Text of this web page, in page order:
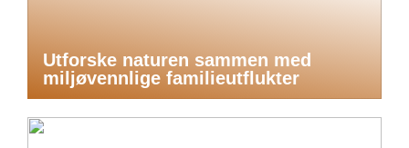
Utforske naturen sammen med
miljøvennlige familieutflukter